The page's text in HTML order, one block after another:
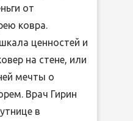
от
ковра.
ценностей и
на стене, или
мечты о
Врач Гирин
в